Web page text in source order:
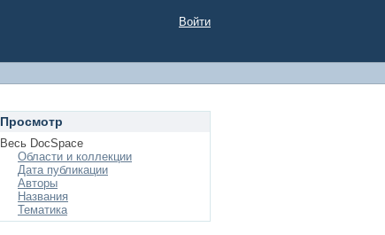
Войти
Просмотр
Весь DocSpace
Области и коллекции
Дата публикации
Авторы
Названия
Тематика